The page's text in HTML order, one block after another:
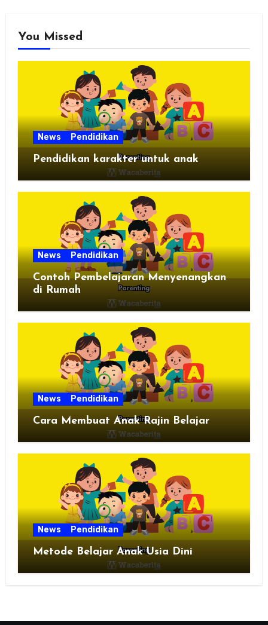
You Missed
News Pendidikan
Pendidikan karakter untuk anak
News Pendidikan
Contoh Pembelajaran Menyenangkan
di Rumah
News Pendidikan
Cara Membuat Anak Rajin Belajar
News Pendidikan
Metode Belajar Anak Usia Dini